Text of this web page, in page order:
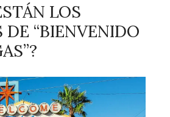
LOS
DE “BIENVENIDO